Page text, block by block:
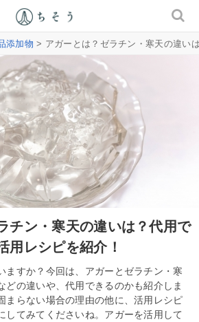
添加物 > アガーとは？ゼラチン・寒天の違い
チン・寒天の違いは？代用で
用レシピを紹介！
ますか？今回は、アガーとゼラチン・寒
どの違いや、代用できるのかも紹介しま
まらない場合の理由の他に、活用レシピ
してみてくださいね。アガーを活用して